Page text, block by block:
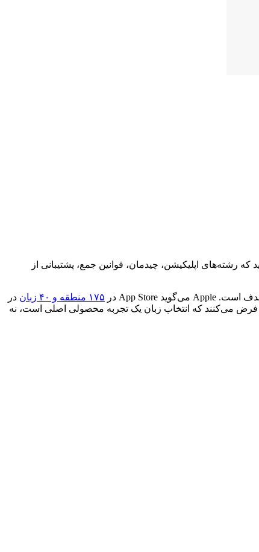
که رشته‌های اپلیکیشن، چیدمان، قوانین جمع، پشتیبانی از
۱۷۵ منطقه و ۴۰ زبان
در
فرض می‌کنند که انتخاب زبان یک تجربه محصولی اصلی است، نه